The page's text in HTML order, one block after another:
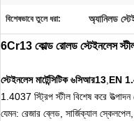
বিশেষভাবে তুলে ধরা: অ্যানিলড
6Cr13 কোল্ড রোলড স্টেইনলেস
স্টেইনলেস মার্টেন্সিটিক ৬সিআর13 EN
1.4037 স্ট্রিপ স্টীল বিশেষ করে উত্পাদন
যেমন: রেজার ব্লেড, সার্জিক্যাল